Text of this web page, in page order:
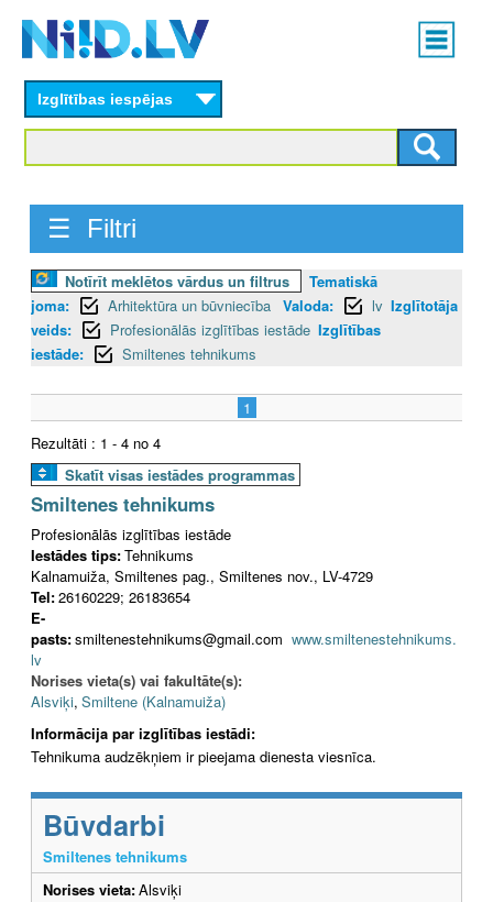
content
Main
menu
Izglītības iespējas
☰ Filtri
Notīrīt meklētos vārdus un filtrus
Tematiskā
joma:
Arhitektūra un būvniecība Valoda: lv Izglītotāja
veids:
Profesionālās izglītības iestāde Izglītības
iestāde:
Smiltenes tehnikums
1
Rezultāti : 1 - 4 no 4
Skatīt visas iestādes programmas
Smiltenes tehnikums
Profesionālās izglītības iestāde
Iestādes tips:Tehnikums
Kalnamuiža, Smiltenes pag., Smiltenes nov., LV-4729
Tel:26160229; 26183654
E-
pasts:smiltenestehnikums@gmail.com www.smiltenestehnikums.
lv
Norises vieta(s) vai fakultāte(s):
Alsviķi, Smiltene (Kalnamuiža)
Informācija par izglītības iestādi:
Tehnikuma audzēkņiem ir pieejama dienesta viesnīca.
Būvdarbi
Smiltenes tehnikums
Norises vieta:Alsviķi